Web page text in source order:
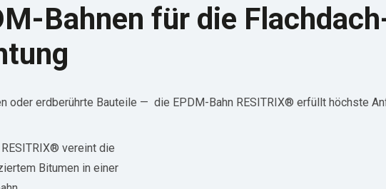
Bahnen für die
oder erdberührte Bauteile — die EPDM-Bahn RESITRIX® erfüllt höchste
RESITRIX® vereint die
Bitumen in einer